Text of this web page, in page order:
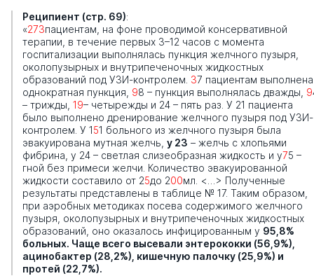
Реципиент (стр. 69):
«273пациентам, на фоне проводимой консервативной
терапии, в течение первых 3–12 часов с момента
госпитализации выполнялась пункция желчного пузыря,
околопузырных и внутрипеченочных жидкостных
образований под УЗИ-контролем. 37 пациентам выполнена
однократная пункция, 98 – пункция выполнялась дважды, 9
– трижды, 19– четырежды и 24 – пять раз. У 21 пациента
было выполнено дренирование желчного пузыря под УЗИ-
контролем. У 151 больного из желчного пузыря была
эвакуирована мутная желчь, у 23 – желчь с хлопьями
фибрина, у 24 – светлая слизеобразная жидкость и у75 –
гной без примеси желчи. Количество эвакуированной
жидкости составило от 25до 200мл. <…> Полученные
результаты представлены в таблице № 17. Таким образом,
при аэробных методиках посева содержимого желчного
пузыря, околопузырных и внутрипеченочных жидкостных
образований, оно оказалось инфицированным у 95,8%
больных. Чаще всего высевали энтерококки (56,9%),
ацинобактер (28,2%), кишечную палочку (25,9%) и
протей (22,7%).